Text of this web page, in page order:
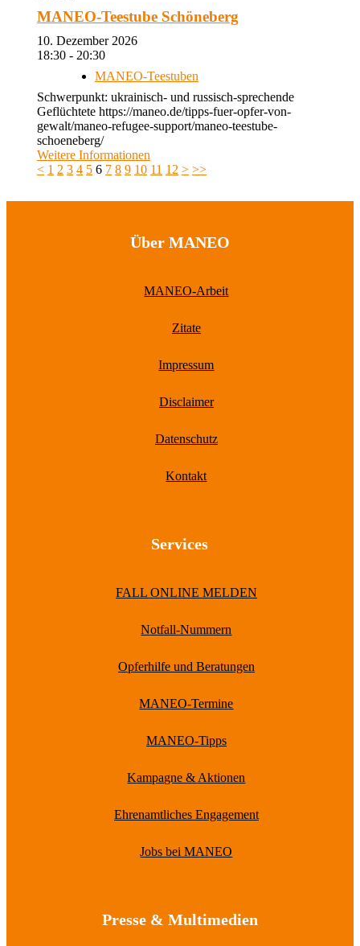
MANEO-Teestube Schöneberg
10. Dezember 2026
18:30 - 20:30
MANEO-Teestuben
Schwerpunkt: ukrainisch- und russisch-sprechende
Geflüchtete https://maneo.de/tipps-fuer-opfer-von-
gewalt/maneo-refugee-support/maneo-teestube-
schoeneberg/
Weitere Informationen
< 1 2 3 4 5 6 7 8 9 10 11 12 > >>
Über MANEO
MANEO-Arbeit
Zitate
Impressum
Disclaimer
Datenschutz
Kontakt
Services
FALL ONLINE MELDEN
Notfall-Nummern
Opferhilfe und Beratungen
MANEO-Termine
MANEO-Tipps
Kampagne & Aktionen
Ehrenamtliches Engagement
Jobs bei MANEO
Presse & Multimedien